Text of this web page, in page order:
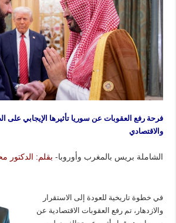
فرحة رفع العقوبات عن سوريا تأثيرها الإيجابي على
والاقتصادي
الشاملة بريس بالمغرب وأوروبا- بقلم: الدكتور
في خطوة تاريخية للعودة إلى الاستقرار
والازدهار، تم رفع العقوبات الاقتصادية عن